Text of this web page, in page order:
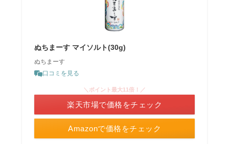
ぬちまーす マイソルト(30g)
ぬちまーす
口コミを見る
Amazonで価格をチェック
＼ポイント最大11倍！／
楽天市場で価格をチェック